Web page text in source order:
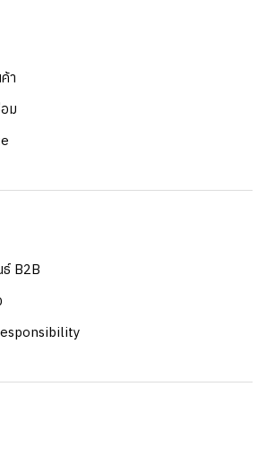
า
ม
B2B